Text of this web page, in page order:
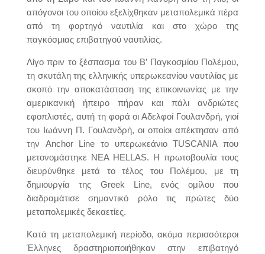
απόγονοι του οποίου εξελίχθηκαν μεταπολεμικά πέρα
από τη φορτηγό ναυτιλία και στο χώρο της
παγκόσμιας επιβατηγού ναυτιλίας.
Λίγο πριν το ξέσπασμα του Β’ Παγκοσμίου Πολέμου,
τη σκυτάλη της ελληνικής υπερωκεανίου ναυτιλίας με
σκοπό την αποκατάσταση της επικοινωνίας με την
αμερικανική ήπειρο πήραν και πάλι ανδριώτες
εφοπλιστές, αυτή τη φορά οι Αδελφοί Γουλανδρή, γιοί
του Ιωάννη Π. Γουλανδρή, οι οποίοι απέκτησαν από
την Anchor Line το υπερωκεάνιο TUSCANIA που
μετονομάστηκε NEA HELLAS. Η πρωτοβουλία τους
διευρύνθηκε μετά το τέλος του Πολέμου, με τη
δημιουργία της Greek Line, ενός ομίλου που
διαδραμάτισε σημαντικό ρόλο τις πρώτες δύο
μεταπολεμικές δεκαετίες.
Κατά τη μεταπολεμική περίοδο, ακόμα περισσότεροι
Έλληνες δραστηριοποιήθηκαν στην επιβατηγό